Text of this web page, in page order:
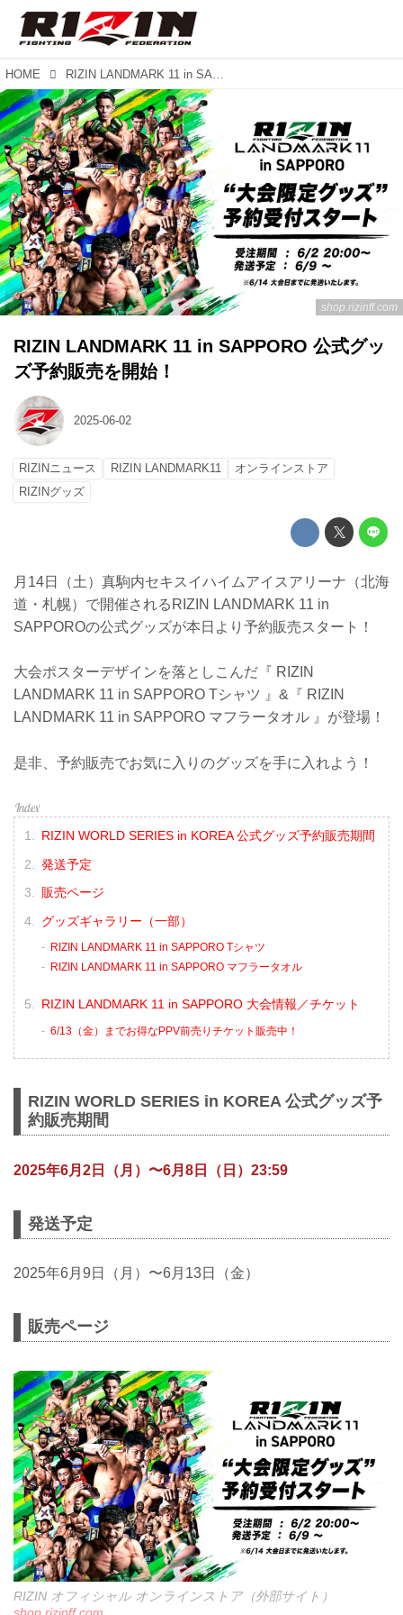
HOME RIZIN LANDMARK 11 in SAPPORO 公式グッズ予約販売を開始！
shop.rizinff.com
RIZIN LANDMARK 11 in SAPPORO 公式グッ
ズ予約販売を開始！
2025-06-02
RIZINニュース RIZIN LANDMARK11
オンラインストア
RIZINグッズ
月14日（土）真駒内セキスイハイムアイスアリーナ（北海
道・札幌）で開催されるRIZIN LANDMARK 11 in
SAPPOROの公式グッズが本日より予約販売スタート！
大会ポスターデザインを落としこんだ『 RIZIN
LANDMARK 11 in SAPPORO Tシャツ 』&『 RIZIN
LANDMARK 11 in SAPPORO マフラータオル 』が登場！
是非、予約販売でお気に入りのグッズを手に入れよう！
RIZIN WORLD SERIES in KOREA 公式グッズ予約販売期間
発送予定
販売ページ
グッズギャラリー（一部）
RIZIN LANDMARK 11 in SAPPORO Tシャツ
RIZIN LANDMARK 11 in SAPPORO マフラータオル
RIZIN LANDMARK 11 in SAPPORO 大会情報／チケット
6/13（金）までお得なPPV前売りチケット販売中！
RIZIN WORLD SERIES in KOREA 公式グッズ予
約販売期間
2025年6月2日（月）〜6月8日（日）23:59
発送予定
2025年6月9日（月）〜6月13日（金）
販売ページ
RIZIN オフィシャル オンラインストア（外部サイト）